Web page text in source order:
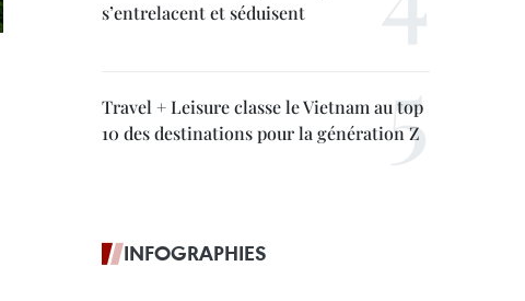
s’entrelacent et séduisent
Travel + Leisure classe le Vietnam au top
10 des destinations pour la génération Z
INFOGRAPHIES